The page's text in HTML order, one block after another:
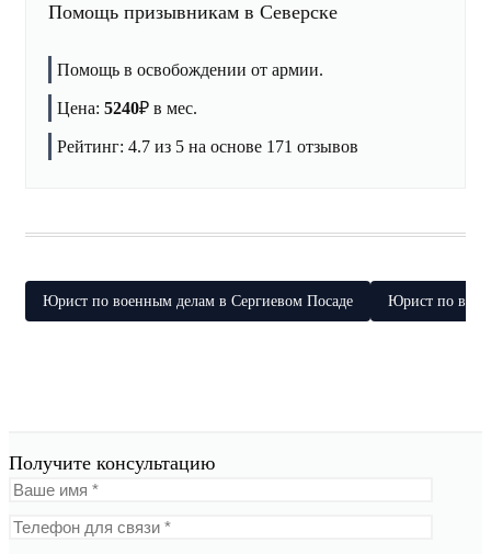
Помощь призывникам в Северске
Помощь в освобождении от армии.
Цена: 5240₽ в мес.
Рейтинг: 4.7 из 5 на основе 171 отзывов
Юрист по военным делам в Сергиевом Посаде Юрист по
Получите консультацию